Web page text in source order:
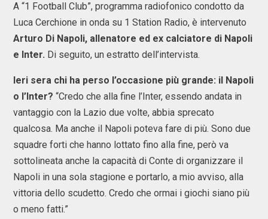
A “1 Football Club”, programma radiofonico condotto da
Luca Cerchione in onda su 1 Station Radio, è intervenuto
Arturo Di Napoli, allenatore ed ex calciatore di Napoli
e Inter. Di seguito, un estratto dell’intervista.
Ieri sera chi ha perso l’occasione più grande: il Napoli
o l’Inter? “Credo che alla fine l’Inter, essendo andata in
vantaggio con la Lazio due volte, abbia sprecato
qualcosa. Ma anche il Napoli poteva fare di più. Sono due
squadre forti che hanno lottato fino alla fine, però va
sottolineata anche la capacità di Conte di organizzare il
Napoli in una sola stagione e portarlo, a mio avviso, alla
vittoria dello scudetto. Credo che ormai i giochi siano più
o meno fatti.”